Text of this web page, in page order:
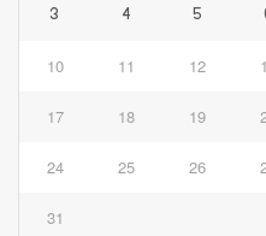
3 4 5
10 11 12
17 18 19
24 25 26
31